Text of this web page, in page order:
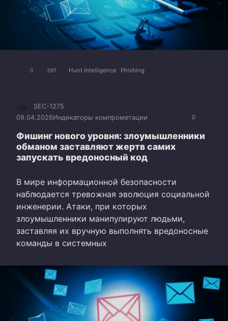
0 397 Hunt Intelligence Phishing
0
SEC-1275
09.04.2026Индикаторы компрометации
Фишинг нового уровня: злоумышленники
обманом заставляют жертв самих
запускать вредоносный код
В мире информационной безопасности
наблюдается тревожная эволюция социальной
инженерии. Атаки, при которых
злоумышленники манипулируют людьми,
заставляя их вручную выполнять вредоносные
команды в системных